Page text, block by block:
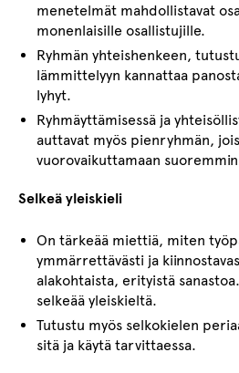
menetelmät mahdollistavat
monenlaisille osallistujille.
Ryhmän yhteishenkeen,
lämmittelyyn kannattaa
lyhyt.
Ryhmäyttämisessä ja
auttavat myös pienryhmän,
vuorovaikuttamaan
Selkeä yleiskieli
On tärkeää miettiä, miten
ymmärrettävästi ja
alakohtaista, erityistä
selkeää yleiskieltä.
Tutustu myös selkokielen
sitä ja käytä tarvittaessa.